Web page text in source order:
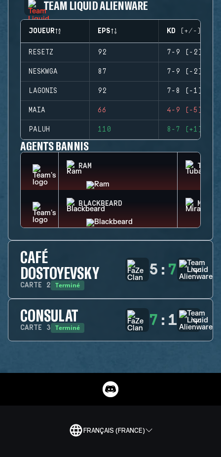
TEAM LIQUID ALIENWARE
JOUEUR EPS KD (+/-)
RESETZ 92 7-9 (-2)
NESKWGA 87 7-9 (-2)
LAGONIS 92 7-8 (-1)
MAIA 66 4-9 (-5)
PALUH 110 8-7 (+1)
AGENTS BANNIS
RAM
BLACKBEARD MIRA
CAFÉ
DOSTOYEVSKY
CARTE 2 Terminé
5 : 7
CONSULAT
CARTE 3 Terminé 7 : 1
FRANÇAIS (FRANCE)